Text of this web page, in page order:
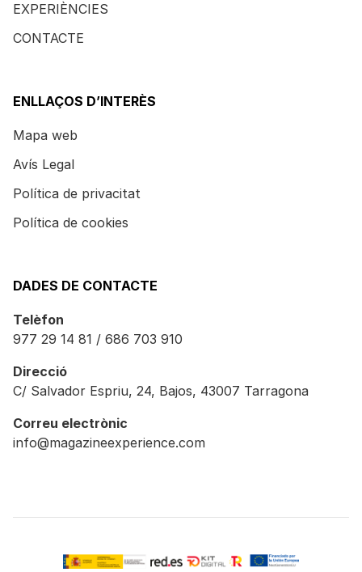
EXPERIÈNCIES
CONTACTE
ENLLAÇOS D’INTERÈS
Mapa web
Avís Legal
Política de privacitat
Política de cookies
DADES DE CONTACTE
Telèfon
977 29 14 81 / 686 703 910
Direcció
C/ Salvador Espriu, 24, Bajos, 43007 Tarragona
Correu electrònic
info@magazineexperience.com